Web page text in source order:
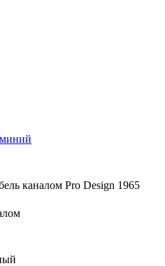
каналом Pro Design 1965